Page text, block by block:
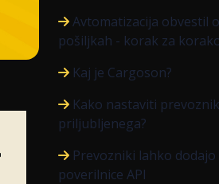
Avtomatizacija obvestil o
pošiljkah - korak za
Kaj je Cargoson?
Kako nastaviti
priljubljenega?
Prevozniki lahko dodajo
poverilnice API